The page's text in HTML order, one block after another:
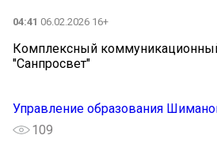
04:41 06.02.2026 16+
Комплексный
"Санпросвет"
Управление образования
109